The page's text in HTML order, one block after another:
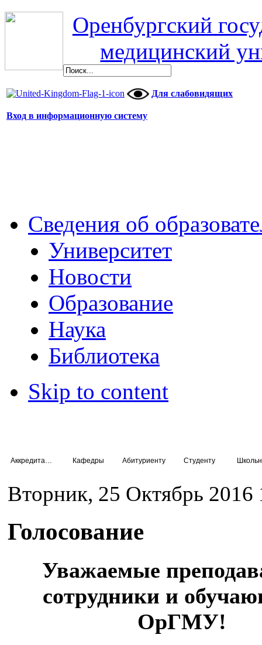
Оренбургский
медицинский
Для слабовидящих
Вход в информационную систему
Сведения об
Университет
Новости
Образование
Наука
Библиотека
Skip to content
Кафедры Абитуриенту Студенту
Вторник, 25 Октябрь 2016
Голосование
Уважаемые
сотрудники и
ОрГМУ!